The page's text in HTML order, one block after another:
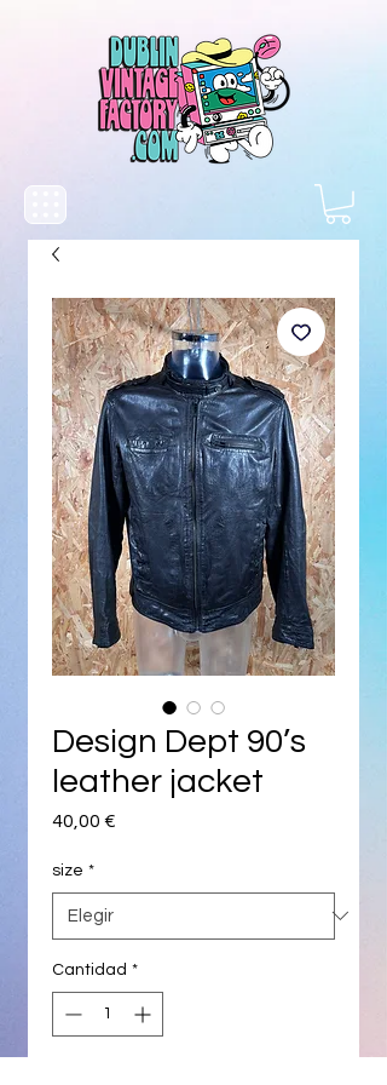
Design Dept 90’s
leather jacket
40,00 €
size *
Cantidad *